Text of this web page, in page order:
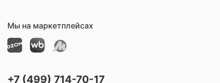
Мы на маркетплейсах
+7 (499) 714-70-17